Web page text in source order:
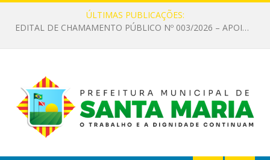
ÚLTIMAS PUBLICAÇÕES:
EDITAL DE CHAMAMENTO PÚBLICO Nº 003/2026 – APOIO À INFRAESTRUTURA CULTURAL